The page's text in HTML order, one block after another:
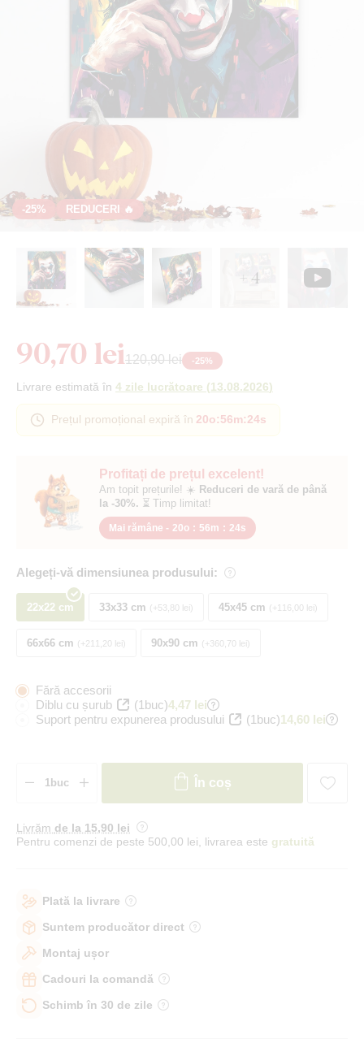
-25% REDUCERI 🔥
+ 4
Profitați de prețul excelent!
Am topit prețurile! ☀️ Reduceri de vară de până
la -30%. ⏳ Timp limitat!
Mai rămâne - 20o : 56m : 23s
Alegeți-vă dimensiunea produsului:
22x22 cm 33x33 cm +53,80 lei 45x45 cm +116,00 lei
66x66 cm +211,20 lei 90x90 cm +360,70 lei
90,70 lei120,90 lei -25%
Livrare estimată în 4 zile lucrătoare (13.08.2026)
Prețul promoțional expiră în 20o:56m:23s
Fără accesorii
Diblu cu șurub
(1buc)4,47 lei
Suport pentru expunerea produsului
(1buc)14,60 lei
În coș
Livrăm de la 15,90 lei
Pentru comenzi de peste 500,00 lei, livrarea este gratuită
Plată la livrare
Suntem producător direct
Montaj ușor
Cadouri la comandă
Schimb în 30 de zile